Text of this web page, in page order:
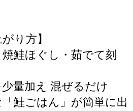
り方】
鮭ほぐし・茹でて刻
量加え 混ぜるだけ
鮭ごはん」が簡単に出